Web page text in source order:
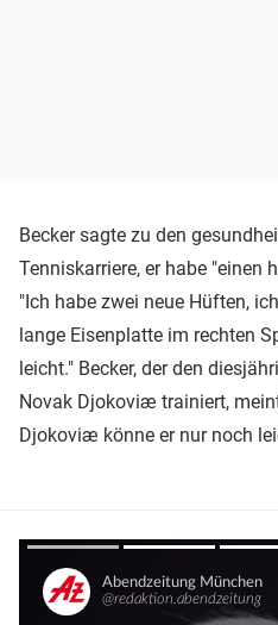
Becker sagte zu den
Tenniskarriere, er habe "einen
"Ich habe zwei neue Hüften,
lange Eisenplatte im rechten
leicht." Becker, der den
Novak Djokoviæ trainiert,
Djokoviæ könne er nur noch